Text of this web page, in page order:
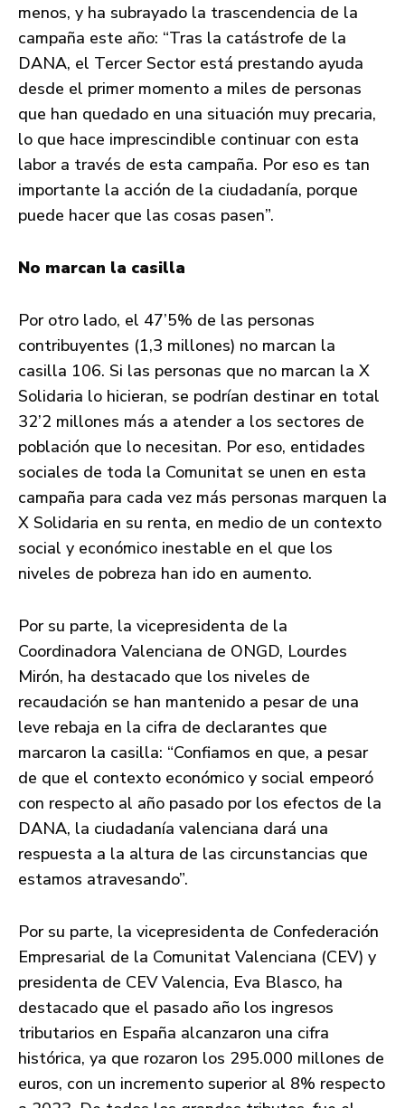
menos, y ha subrayado la trascendencia de la
campaña este año: “Tras la catástrofe de la
DANA, el Tercer Sector está prestando ayuda
desde el primer momento a miles de personas
que han quedado en una situación muy precaria,
lo que hace imprescindible continuar con esta
labor a través de esta campaña. Por eso es tan
importante la acción de la ciudadanía, porque
puede hacer que las cosas pasen”.
No marcan la casilla
Por otro lado, el 47’5% de las personas
contribuyentes (1,3 millones) no marcan la
casilla 106. Si las personas que no marcan la X
Solidaria lo hicieran, se podrían destinar en total
32’2 millones más a atender a los sectores de
población que lo necesitan. Por eso, entidades
sociales de toda la Comunitat se unen en esta
campaña para cada vez más personas marquen la
X Solidaria en su renta, en medio de un contexto
social y económico inestable en el que los
niveles de pobreza han ido en aumento.
Por su parte, la vicepresidenta de la
Coordinadora Valenciana de ONGD, Lourdes
Mirón, ha destacado que los niveles de
recaudación se han mantenido a pesar de una
leve rebaja en la cifra de declarantes que
marcaron la casilla: “Confiamos en que, a pesar
de que el contexto económico y social empeoró
con respecto al año pasado por los efectos de la
DANA, la ciudadanía valenciana dará una
respuesta a la altura de las circunstancias que
estamos atravesando”.
Por su parte, la vicepresidenta de Confederación
Empresarial de la Comunitat Valenciana (CEV) y
presidenta de CEV Valencia, Eva Blasco, ha
destacado que el pasado año los ingresos
tributarios en España alcanzaron una cifra
histórica, ya que rozaron los 295.000 millones de
euros, con un incremento superior al 8% respecto